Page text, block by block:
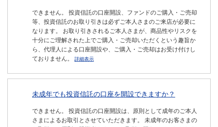
できません。 投資信託の口座開設、ファンドのご購入・ご売却
等、投資信託のお取り引きは必ずご本人さまのご来店が必要に
なります。 お取り引きされるご本人さまが、商品性やリスクを
十分にご理解された上でご購入・ご売却いただくという趣旨か
ら、代理人による口座開設や、ご購入・ご売却はお受け付けし
ておりません。
詳細表示
未成年でも投資信託の口座を開設できますか？
できません。 投資信託の口座開設は、原則として成年のご本人
さまによるお取引とさせていただきます。 未成年のお客さまの